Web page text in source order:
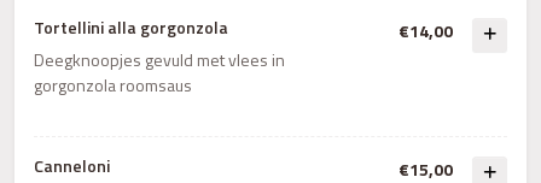
Tortellini alla gorgonzola
Deegknoopjes gevuld met vlees in
gorgonzola roomsaus
€14,00
Canneloni
€15,00